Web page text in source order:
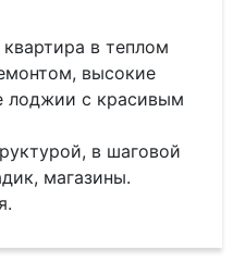
в теплом
высокие
лоджии с красивым
в шаговой
магазины.